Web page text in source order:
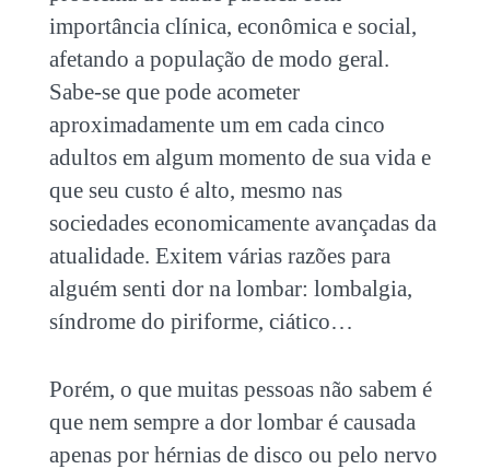
importância clínica, econômica e social,
afetando a população de modo geral.
Sabe-se que pode acometer
aproximadamente um em cada cinco
adultos em algum momento de sua vida e
que seu custo é alto, mesmo nas
sociedades economicamente avançadas da
atualidade. Exitem várias razões para
alguém senti dor na lombar: lombalgia,
síndrome do piriforme, ciático…
Porém, o que muitas pessoas não sabem é
que nem sempre a dor lombar é causada
apenas por hérnias de disco ou pelo nervo